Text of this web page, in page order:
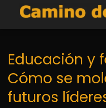
Educación y
Cómo se
futuros